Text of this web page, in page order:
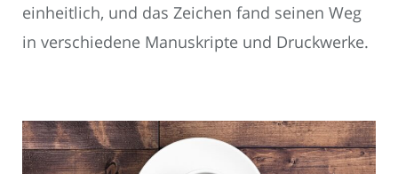
einheitlich, und das Zeichen fand seinen Weg
in verschiedene Manuskripte und Druckwerke.